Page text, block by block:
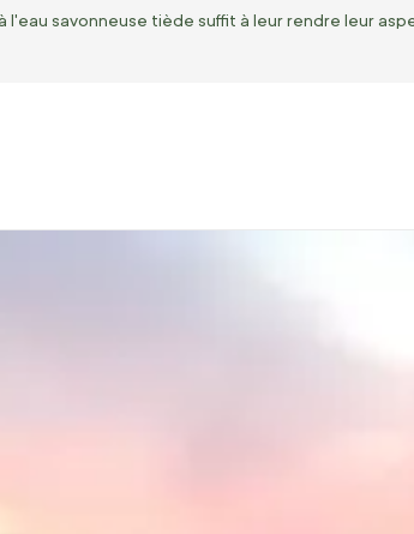
l'eau savonneuse tiède suffit à leur rendre leur